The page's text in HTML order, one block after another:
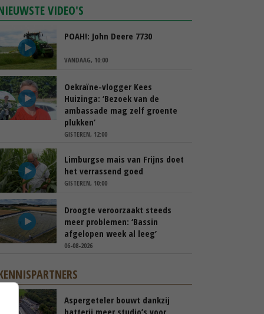
VIDEO'S
POAH!: John Deere 7730
VANDAAG, 10:00
Oekraïne-vlogger Kees
Huizinga: ‘Bezoek van de
ambassade mag zelf groente
plukken’
GISTEREN, 12:00
Limburgse mais van Frijns doet
het verrassend goed
GISTEREN, 10:00
Droogte veroorzaakt steeds
meer problemen: ‘Bassin
afgelopen week al leeg’
06-08-2026
Aspergeteler bouwt dankzij
batterij meer studio’s voor